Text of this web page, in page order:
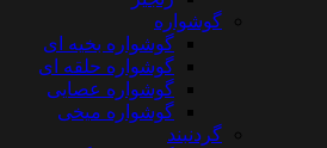
گوشواره
گوشواره بخیه ای
گوشواره حلقه ای
گوشواره عصایی
گوشواره میخی
گردنبند